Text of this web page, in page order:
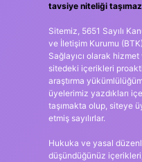
tavsiye niteliği
Sitemiz, 5651 Sayılı
ve İletişim Kurumu
Sağlayıcı olarak
sitedeki içerikleri
araştırma
üyelerimiz yazdıkları
taşımakta olup, siteye
etmiş sayılırlar.
Hukuka ve yasal
düşündüğünüz